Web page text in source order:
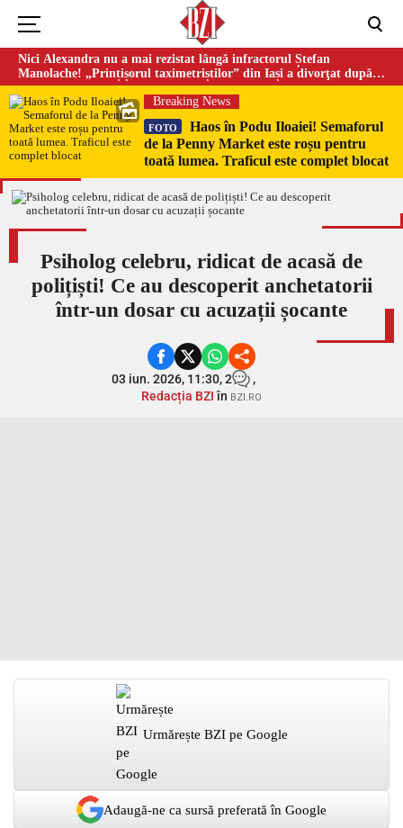
Nici Alexandra nu a mai rezistat lângă infractorul Ștefan
Manolache! „Prințișorul taximetriștilor” din Iași a divorţat după
doi ani de căsnicie
Breaking News
FOTO
Haos în Podu Iloaiei! Semaforul
de la Penny Market este roșu pentru
toată lumea. Traficul este complet blocat
Psiholog celebru, ridicat de acasă de
polițiști! Ce au descoperit anchetatorii
într-un dosar cu acuzații șocante
03 iun. 2026, 11:30,2
,
Redacția BZIîn BZI.RO
Urmărește BZI pe Google
Adaugă-ne ca sursă preferată în Google